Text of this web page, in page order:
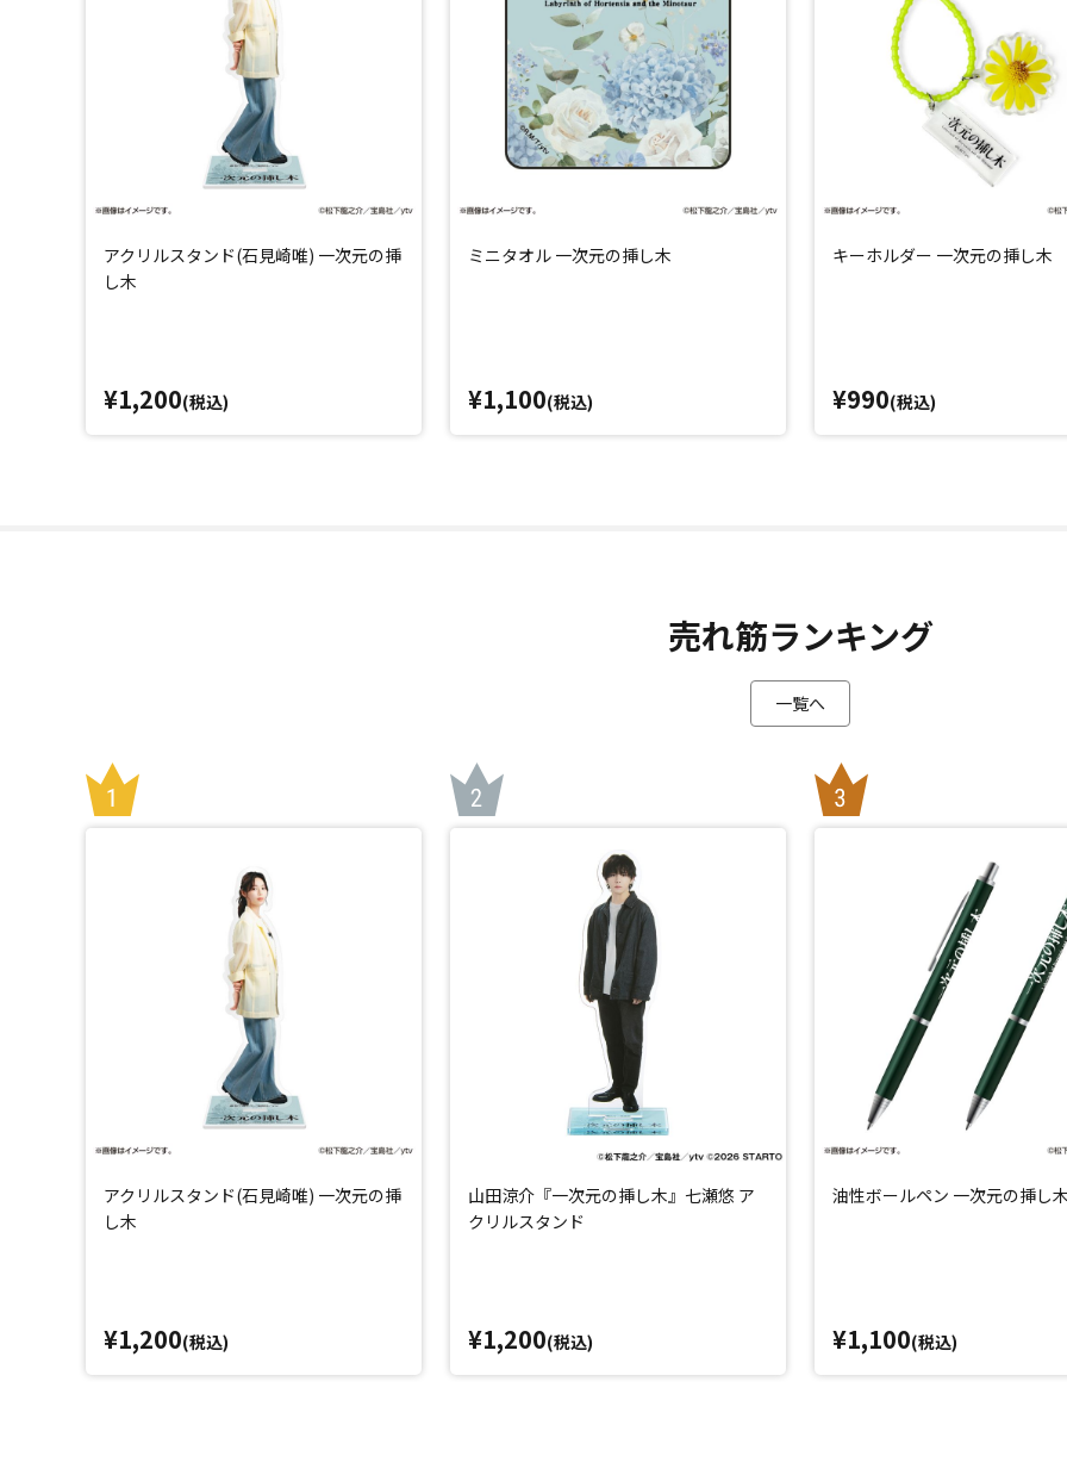
アクリルスタンド(石見崎唯) 一次元の挿
し木
¥1,200(税込)
ミニタオル 一次元の挿し木
¥1,100(税込)
キーホルダー 一次元の挿し木
¥990(税込)
売れ筋ランキング
一覧へ
アクリルスタンド(石見崎唯) 一次元の挿
し木
¥1,200(税込)
山田涼介『一次元の挿し木』七瀬悠 ア
クリルスタンド
¥1,200(税込)
油性ボールペン 一次元の挿し
¥1,100(税込)